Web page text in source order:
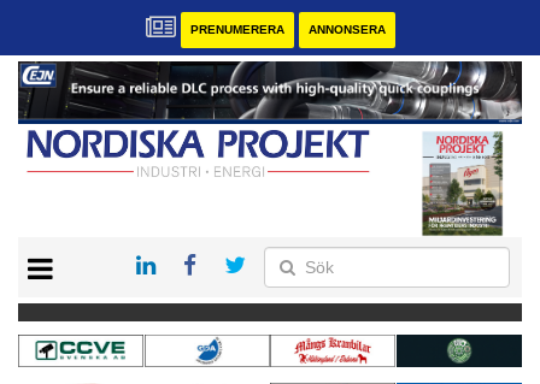
PRENUMERERA ANNONSERA
KONTAKT
VÅRA ANDRA MAGASIN